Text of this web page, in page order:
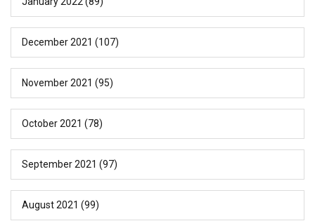
December 2021 (107)
November 2021 (95)
October 2021 (78)
September 2021 (97)
August 2021 (99)